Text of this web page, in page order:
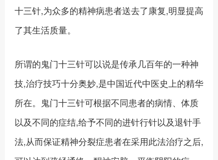
十三针,为众多的精神病患者送去了康复,明显提高
了其生活质量。
所谓的鬼门十三针可以说是传承几百年的一种神
技,治疗技巧十分奥妙,是中国近代中医史上的精华
所在。鬼门十三针可根据不同患者的病情、体质
以及不同的症结,给予不同的进针行针以及退针手
法,从而保证精神分裂症患者在采用此法治疗之后,